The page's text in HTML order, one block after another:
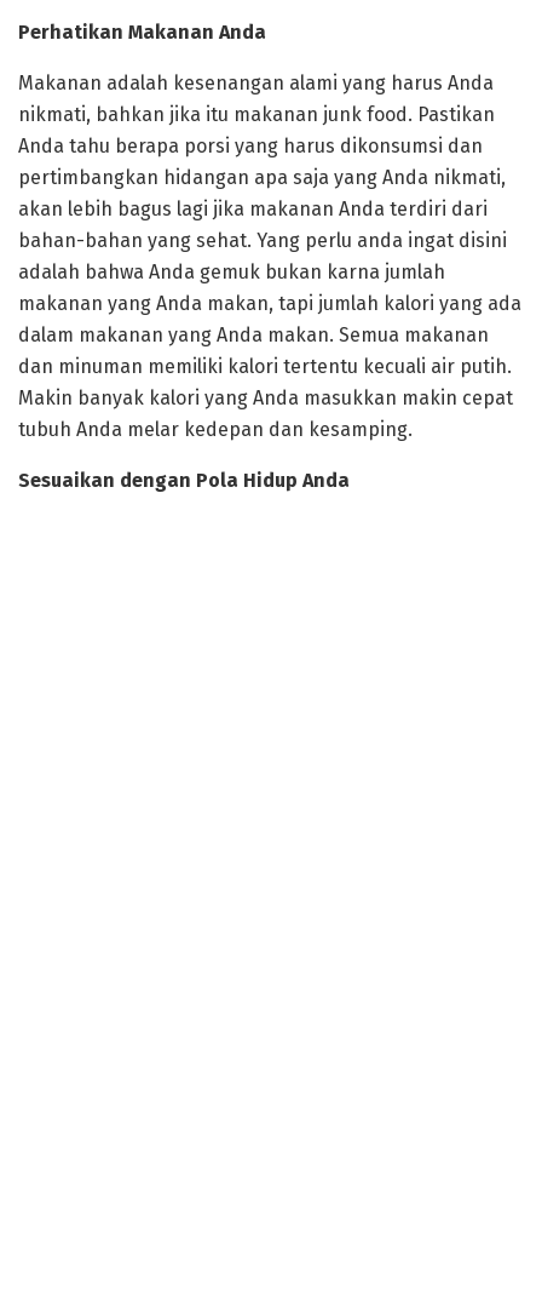
Perhatikan Makanan Anda
Makanan adalah kesenangan alami yang harus Anda
nikmati, bahkan jika itu makanan junk food. Pastikan
Anda tahu berapa porsi yang harus dikonsumsi dan
pertimbangkan hidangan apa saja yang Anda nikmati,
akan lebih bagus lagi jika makanan Anda terdiri dari
bahan-bahan yang sehat. Yang perlu anda ingat disini
adalah bahwa Anda gemuk bukan karna jumlah
makanan yang Anda makan, tapi jumlah kalori yang ada
dalam makanan yang Anda makan. Semua makanan
dan minuman memiliki kalori tertentu kecuali air putih.
Makin banyak kalori yang Anda masukkan makin cepat
tubuh Anda melar kedepan dan kesamping.
Sesuaikan dengan Pola Hidup Anda